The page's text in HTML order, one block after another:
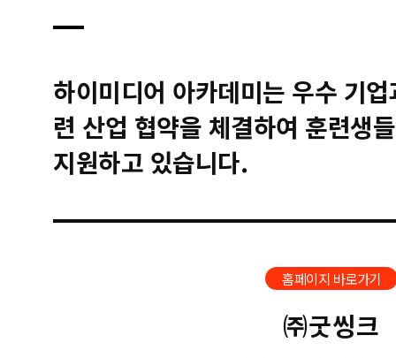
하이미디어 아카데미는 우수 기
련 산업 협약을 체결하여 훈련생
지원하고 있습니다.
홈페이지 바로가기
㈜굿씽크